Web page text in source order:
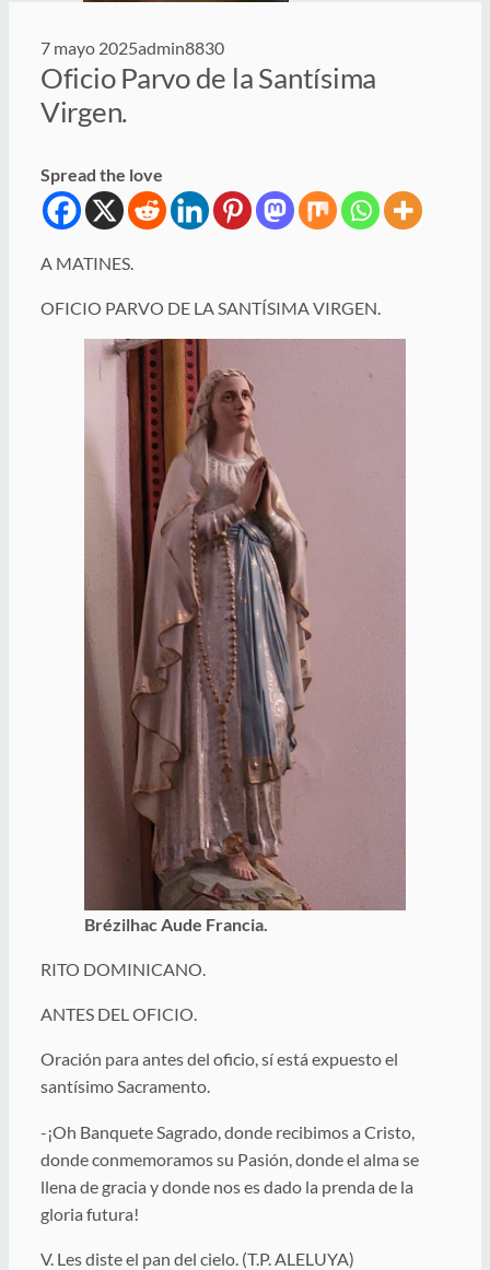
7 mayo 2025admin8830
Oficio Parvo de la Santísima
Virgen.
Spread the love
A MATINES.
OFICIO PARVO DE LA SANTÍSIMA VIRGEN.
Brézilhac Aude Francia.
RITO DOMINICANO.
ANTES DEL OFICIO.
Oración para antes del oficio, sí está expuesto el
santísimo Sacramento.
-¡Oh Banquete Sagrado, donde recibimos a Cristo,
donde conmemoramos su Pasión, donde el alma se
llena de gracia y donde nos es dado la prenda de la
gloria futura!
V. Les diste el pan del cielo. (T.P. ALELUYA)